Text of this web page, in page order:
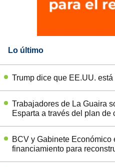
Lo último
Trump dice que EE.UU.
Trabajadores de La Guaira
Esparta a través del plan de
BCV y Gabinete Económico
financiamiento para